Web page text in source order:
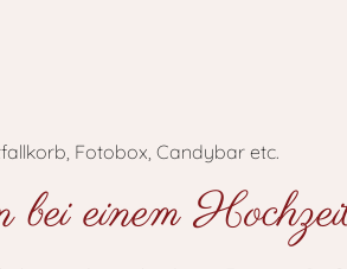
Fotobox, Candybar etc.
einem